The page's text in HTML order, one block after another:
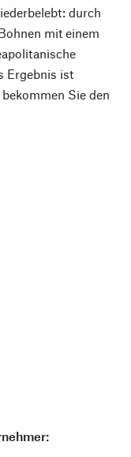
durch
mit einem
Ergebnis ist
Sie den